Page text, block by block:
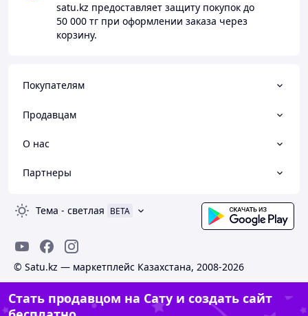
satu.kz предоставляет защиту покупок до
50 000 тг при оформлении заказа через
корзину.
Покупателям
Продавцам
О нас
Партнеры
Тема - светлая BETA
© Satu.kz — маркетплейс Казахстана, 2008-2026
Стать продавцом на Сату и создать сайт